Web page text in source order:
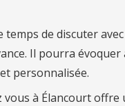
de discuter
Il pourra évoquer
personnalisée.
vous à Élancourt offre